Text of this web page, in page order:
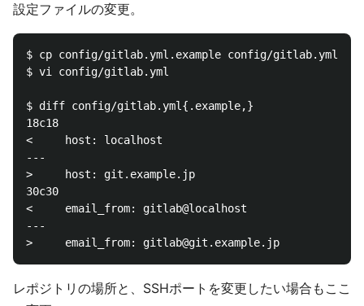
設定ファイルの変更。
$ cp config/gitlab.yml.example config/gitlab.yml
$ vi config/gitlab.yml
$ diff config/gitlab.yml{.example,}
18c18
<     host: localhost
---
>     host: git.example.jp
30c30
<     email_from: gitlab@localhost
---
レポジトリの場所と、SSHポートを変更したい場合もここ